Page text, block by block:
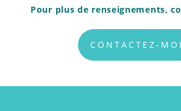
Pour plus de renseignements,
CONTACTEZ-MOI